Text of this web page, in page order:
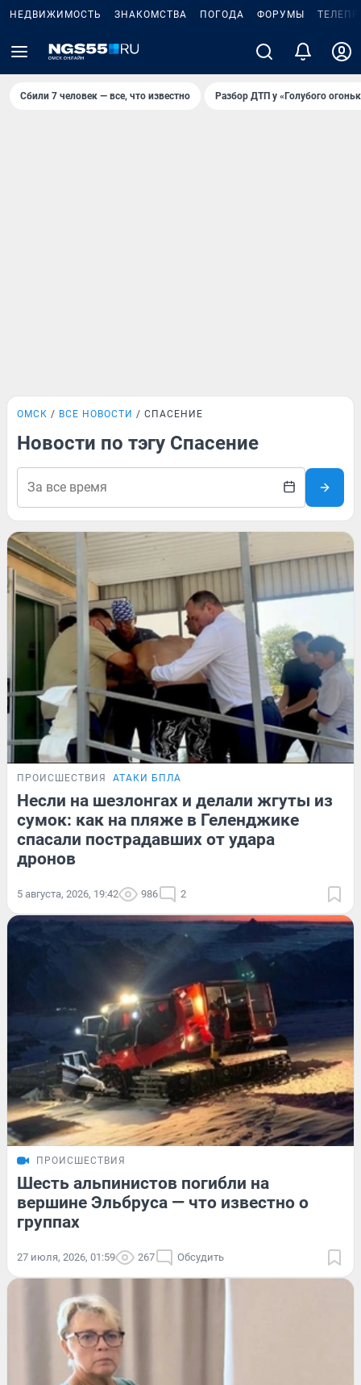
НЕДВИЖИМОСТЬ ЗНАКОМСТВА ПОГОДА ФОРУМЫ
Сбили 7 человек — все, что известно Разбор ДТП у «Голубого
ОМСК ВСЕ НОВОСТИ СПАСЕНИЕ
Новости по тэгу Спасение
ПРОИСШЕСТВИЯ АТАКИ БПЛА
Несли на шезлонгах и делали жгуты из
сумок: как на пляже в Геленджике
спасали пострадавших от удара
дронов
5 августа, 2026, 19:42 986 2
ПРОИСШЕСТВИЯ
Шесть альпинистов погибли на
вершине Эльбруса — что известно о
группах
27 июля, 2026, 01:59 267 Обсудить